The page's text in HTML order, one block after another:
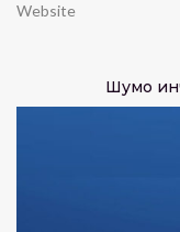
Website
Шумо